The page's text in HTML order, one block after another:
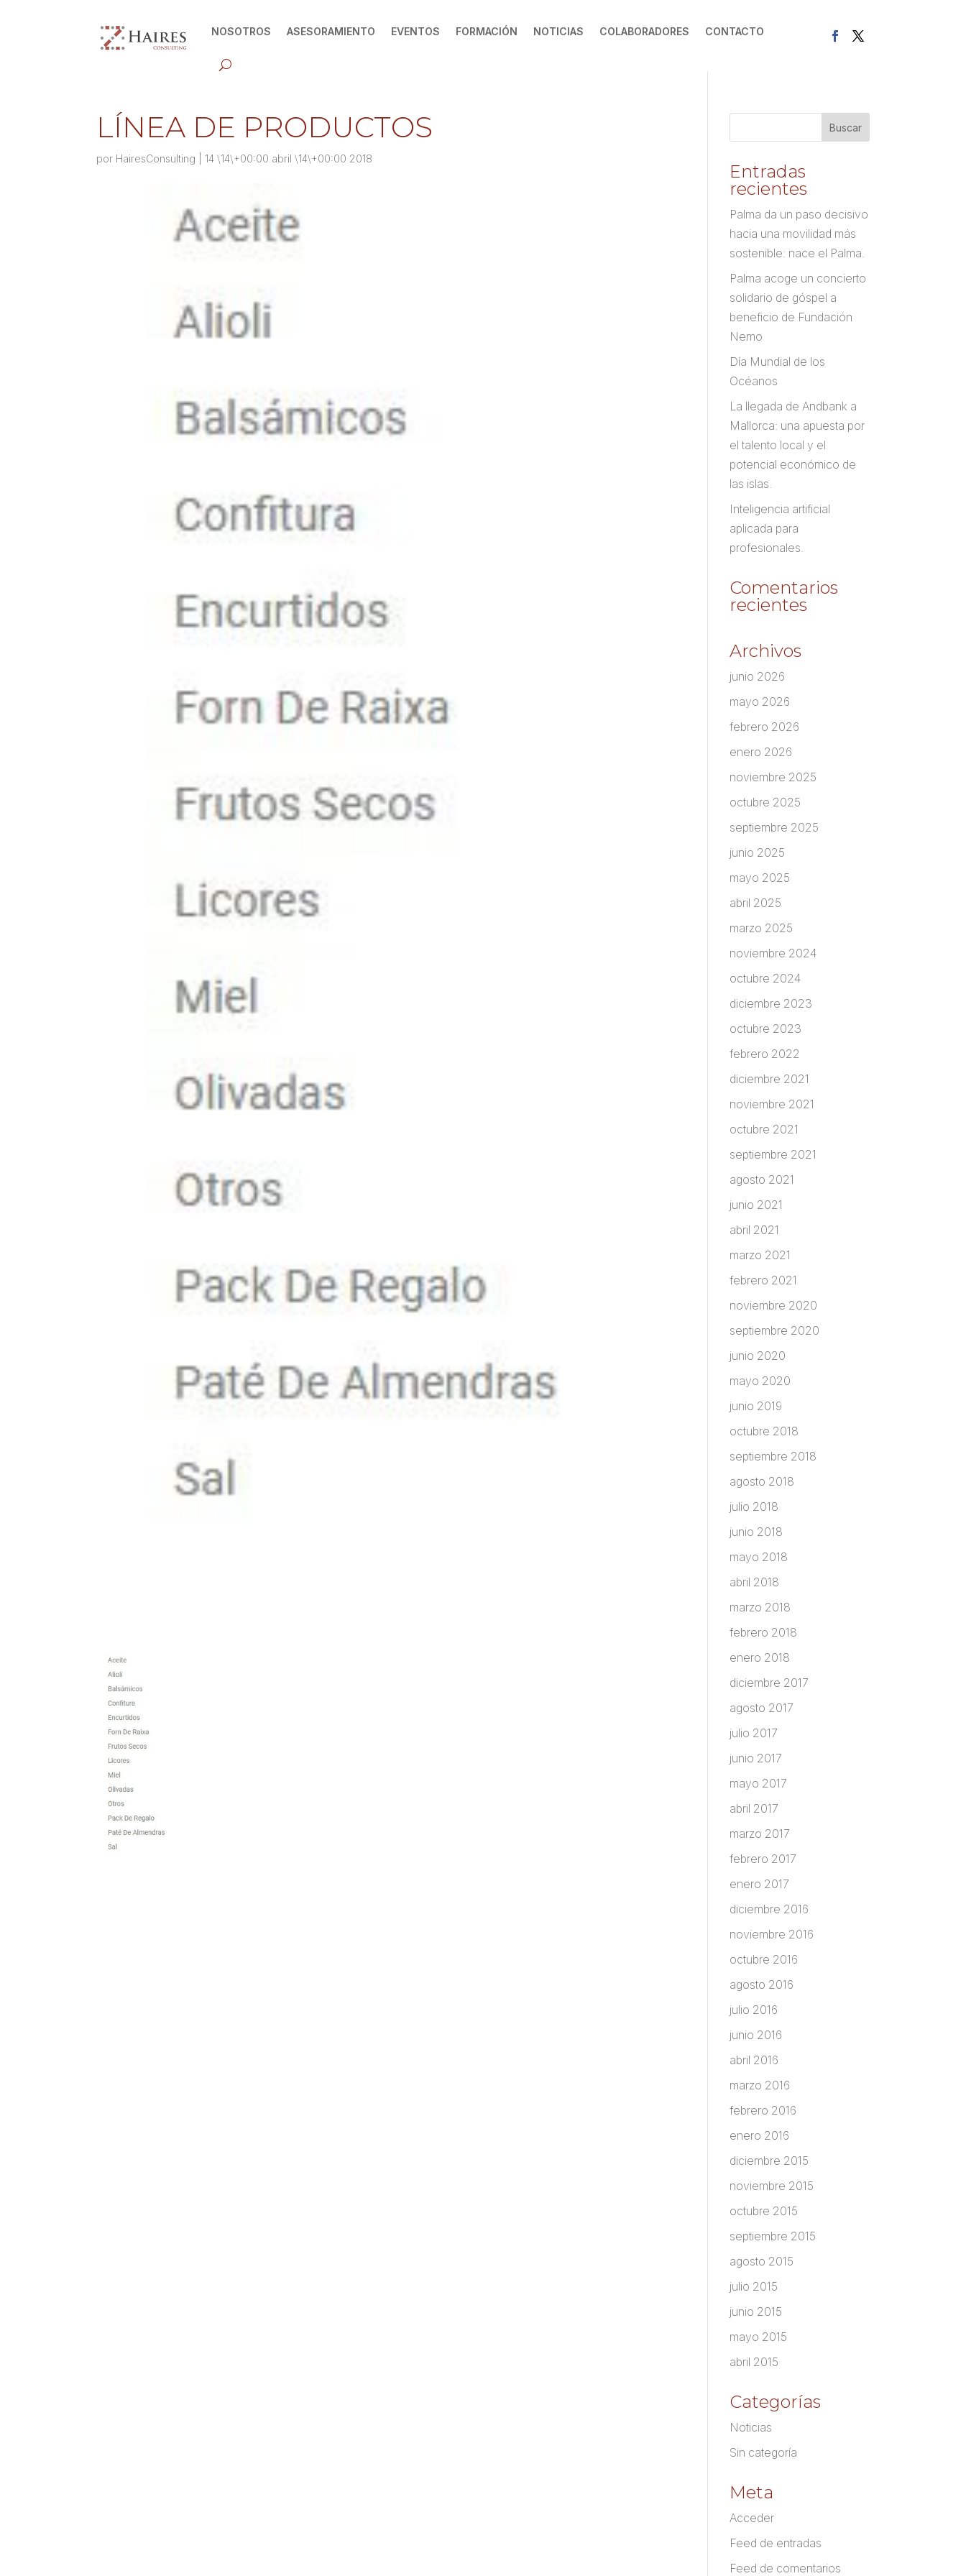
NOSOTROS ASESORAMIENTO EVENTOS FORMACIÓN NOTICIAS COLABORADORES CONTACTO
LÍNEA DE PRODUCTOS
por HairesConsulting |14 \14\+00:00 abril \14\+00:00 2018
Entradas
recientes
Palma da un paso decisivo
hacia una movilidad más
sostenible: nace el Palma.
Palma acoge un concierto
solidario de góspel a
beneficio de Fundación
Nemo
Día Mundial de los
Océanos
La llegada de Andbank a
Mallorca: una apuesta por
el talento local y el
potencial económico de
las islas.
Inteligencia artificial
aplicada para
profesionales.
Comentarios
recientes
Archivos
junio 2026
mayo 2026
febrero 2026
enero 2026
noviembre 2025
octubre 2025
septiembre 2025
junio 2025
mayo 2025
abril 2025
marzo 2025
noviembre 2024
octubre 2024
diciembre 2023
octubre 2023
febrero 2022
diciembre 2021
noviembre 2021
octubre 2021
septiembre 2021
agosto 2021
junio 2021
abril 2021
marzo 2021
febrero 2021
noviembre 2020
septiembre 2020
junio 2020
mayo 2020
junio 2019
octubre 2018
septiembre 2018
agosto 2018
julio 2018
junio 2018
mayo 2018
abril 2018
marzo 2018
febrero 2018
enero 2018
diciembre 2017
agosto 2017
julio 2017
junio 2017
mayo 2017
abril 2017
marzo 2017
febrero 2017
enero 2017
diciembre 2016
noviembre 2016
octubre 2016
agosto 2016
julio 2016
junio 2016
abril 2016
marzo 2016
febrero 2016
enero 2016
diciembre 2015
noviembre 2015
octubre 2015
septiembre 2015
agosto 2015
julio 2015
junio 2015
mayo 2015
abril 2015
Categorías
Noticias
Sin categoría
Meta
Acceder
Feed de entradas
Feed de comentarios